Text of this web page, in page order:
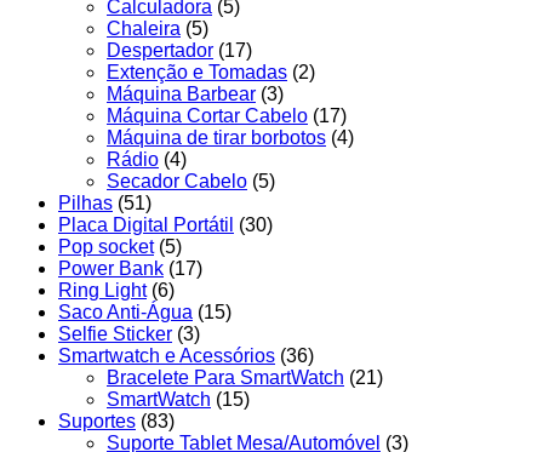
Calculadora (5)
Chaleira (5)
Despertador (17)
Extenção e Tomadas (2)
Máquina Barbear (3)
Máquina Cortar Cabelo (17)
Máquina de tirar borbotos (4)
Rádio (4)
Secador Cabelo (5)
Pilhas (51)
Placa Digital Portátil (30)
Pop socket (5)
Power Bank (17)
Ring Light (6)
Saco Anti-Água (15)
Selfie Sticker (3)
Smartwatch e Acessórios (36)
Bracelete Para SmartWatch (21)
SmartWatch (15)
Suportes (83)
Suporte Tablet Mesa/Automóvel (3)